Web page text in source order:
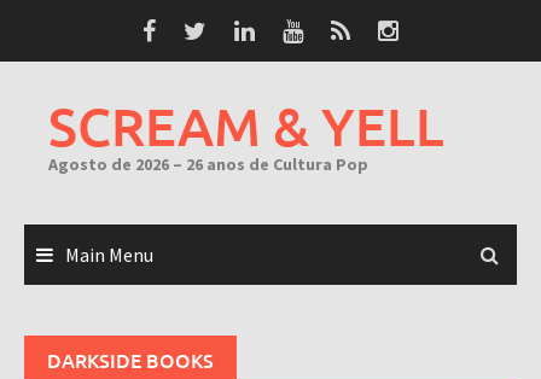
SCREAM & YELL
Agosto de 2026 – 26 anos de Cultura Pop
Main Menu
DARKSIDE BOOKS